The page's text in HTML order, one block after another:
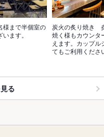
様まで半個室の
ます。
炭火の炙り焼き　
焼く様もカウンタ
えます。カップル
てもご利用くださ
る